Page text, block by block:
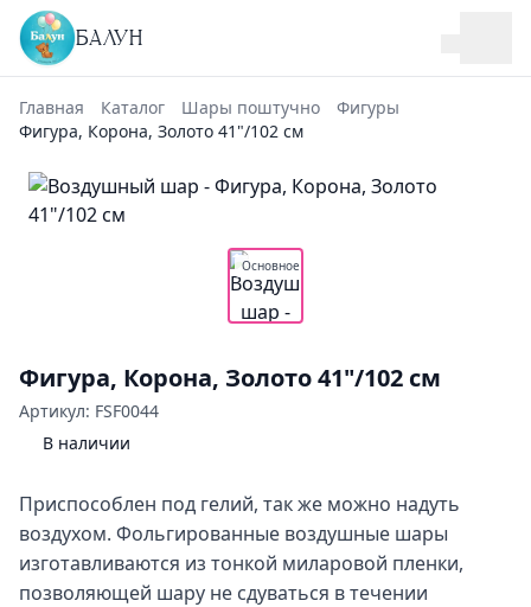
БАЛУН
Главная Каталог Шары поштучно
Фигуры
Фигура, Корона, Золото 41"/102 см
Основное
Фигура, Корона, Золото 41"/102 см
Артикул: FSF0044
В наличии
Приспособлен под гелий, так же можно надуть
воздухом. Фольгированные воздушные шары
изготавливаются из тонкой миларовой пленки,
позволяющей шару не сдуваться в течении